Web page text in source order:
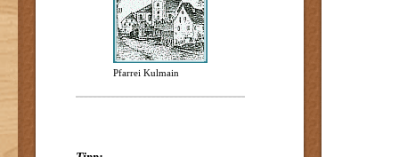
Pfarrei Kulmain